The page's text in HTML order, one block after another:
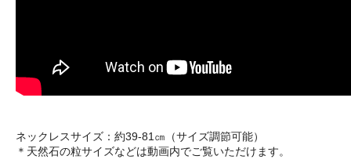
ネックレスサイズ：約39-81㎝（サイズ調節可能）
＊天然石の粒サイズなどは動画内でご覧いただけます。